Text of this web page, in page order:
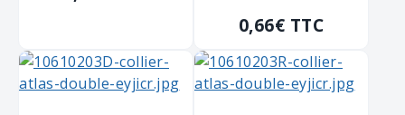
SCELL-IT "CD10" de
diamètre 10 m/m
0,66€ TTC